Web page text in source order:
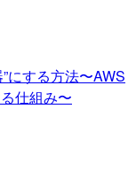
にする方法〜AWS
仕組み〜